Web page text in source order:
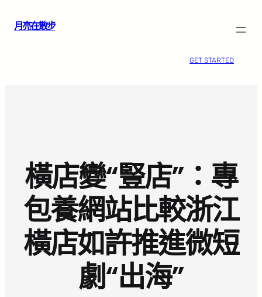
月亮在散步
GET STARTED
橫店變“豎店”：專
包養網站比較浙江
橫店如許推進微短
劇“出海”